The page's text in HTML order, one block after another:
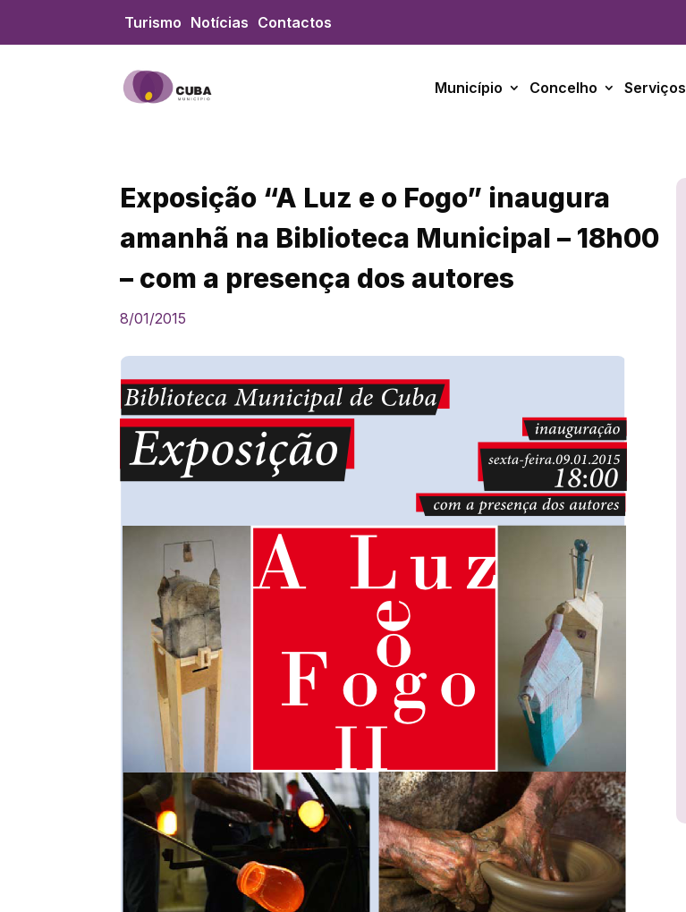
content
Turismo Notícias Contactos
Município Concelho Serviços
Exposição “A Luz e o Fogo” inaugura
amanhã na Biblioteca Municipal – 18h00
– com a presença dos autores
8/01/2015